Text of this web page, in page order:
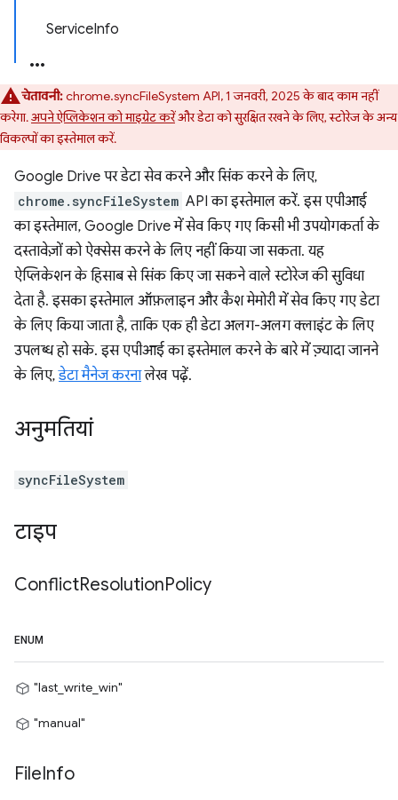
ServiceInfo
चेतावनी:chrome.syncFileSystem API, 1 जनवरी, 2025 के बाद काम नहीं
करेगा.अपने ऐप्लिकेशन को माइग्रेट करेंऔर डेटा को सुरक्षित रखने के लिए, स्टोरेज के अन्य
विकल्पों का इस्तेमाल करें.
Google Drive पर डेटा सेव करने और सिंक करने के लिए,
chrome.syncFileSystem API का इस्तेमाल करें. इस एपीआई
का इस्तेमाल, Google Drive में सेव किए गए किसी भी उपयोगकर्ता के
दस्तावेज़ों को ऐक्सेस करने के लिए नहीं किया जा सकता. यह
ऐप्लिकेशन के हिसाब से सिंक किए जा सकने वाले स्टोरेज की सुविधा
देता है. इसका इस्तेमाल ऑफ़लाइन और कैश मेमोरी में सेव किए गए डेटा
के लिए किया जाता है, ताकि एक ही डेटा अलग-अलग क्लाइंट के लिए
उपलब्ध हो सके. इस एपीआई का इस्तेमाल करने के बारे में ज़्यादा जानने
के लिए,डेटा मैनेज करनालेख पढ़ें.
अनुमतियां
syncFileSystem
टाइप
ConflictResolutionPolicy
ENUM
"last_write_win"
"manual"
FileInfo